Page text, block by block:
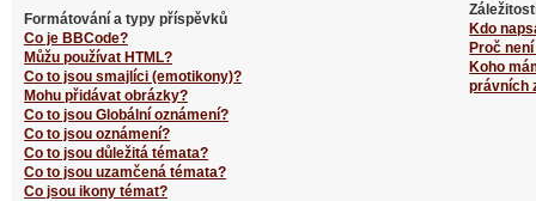
Formátování a typy příspěvků
Co je BBCode?
Můžu používat HTML?
Co to jsou smajlíci (emotikony)?
Mohu přidávat obrázky?
Co to jsou Globální oznámení?
Co to jsou oznámení?
Co to jsou důležitá témata?
Co to jsou uzamčená témata?
Co jsou ikony témat?
Kdo
Proč
Koho
právních